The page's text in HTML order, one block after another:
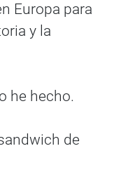
Europa para
y la
he hecho.
de